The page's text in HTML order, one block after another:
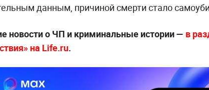
данным, причиной смерти стало
новости о ЧП и криминальные истории — в
на Life.ru.